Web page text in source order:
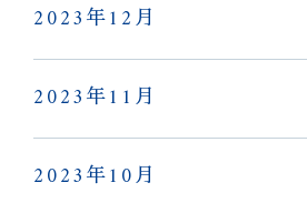
2023年12月
2023年11月
2023年10月